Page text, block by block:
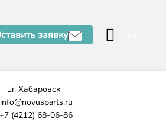
заявку
г. Хабаровск
info@novusparts.ru
+7 (4212) 68-06-86